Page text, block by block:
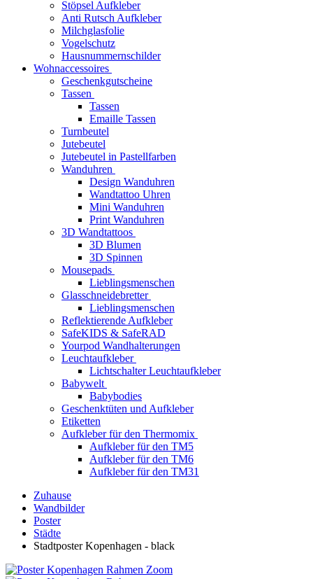
Stöpsel Aufkleber
Anti Rutsch Aufkleber
Milchglasfolie
Vogelschutz
Hausnummernschilder
Wohnaccessoires
Geschenkgutscheine
Tassen
Tassen
Emaille Tassen
Turnbeutel
Jutebeutel
Jutebeutel in Pastellfarben
Wanduhren
Design Wanduhren
Wandtattoo Uhren
Mini Wanduhren
Print Wanduhren
3D Wandtattoos
3D Blumen
3D Spinnen
Mousepads
Lieblingsmenschen
Glasschneidebretter
Lieblingsmenschen
Reflektierende Aufkleber
SafeKIDS & SafeRAD
Yourpod Wandhalterungen
Leuchtaufkleber
Lichtschalter Leuchtaufkleber
Babywelt
Babybodies
Geschenktüten und Aufkleber
Etiketten
Aufkleber für den Thermomix
Aufkleber für den TM5
Aufkleber für den TM6
Aufkleber für den TM31
Zuhause
Wandbilder
Poster
Städte
Stadtposter Kopenhagen - black
Zoom